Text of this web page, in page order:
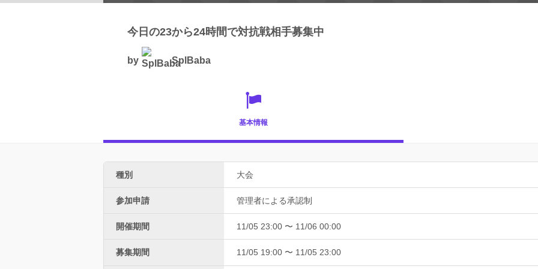
今日の23から24時間で対抗戦相手募集中
by SplBaba
基本情報
種別 大会
参加申請 管理者による承認制
開催期間 11/05 23:00 〜 11/06 00:00
募集期間 11/05 19:00 〜 11/05 23:00